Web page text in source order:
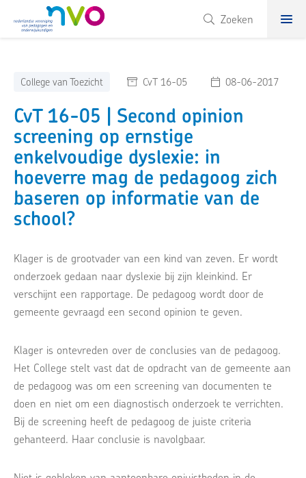
NVO Zoeken
College van Toezicht CvT 16-05 08-06-2017
CvT 16-05 | Second opinion
screening op ernstige
enkelvoudige dyslexie: in
hoeverre mag de pedagoog zich
baseren op informatie van de
school?
Klager is de grootvader van een kind van zeven. Er wordt
onderzoek gedaan naar dyslexie bij zijn kleinkind. Er
verschijnt een rapportage. De pedagoog wordt door de
gemeente gevraagd een second opinion te geven.
Klager is ontevreden over de conclusies van de pedagoog.
Het College stelt vast dat de opdracht van de gemeente aan
de pedagoog was om een screening van documenten te
doen en niet om een diagnostisch onderzoek te verrichten.
Bij de screening heeft de pedagoog de juiste criteria
gehanteerd. Haar conclusie is navolgbaar.